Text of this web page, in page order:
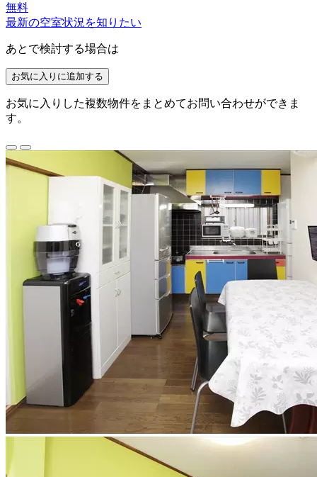
無料
最新の空室状況を知りたい
あとで検討する場合は
お気に入りに追加する
お気に入りした複数物件をまとめてお問い合わせができま
す。